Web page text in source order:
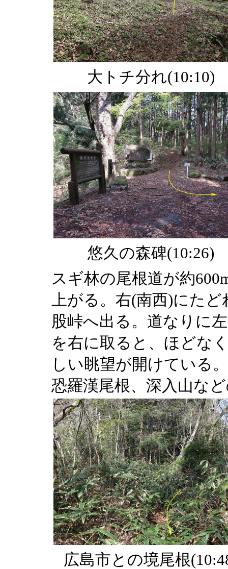
大トチ分れ(10:10)
悠久の森碑(10:26)
スギ林の尾根道が約
上がる。右(南西)にた
股峠へ出る。道なりに
を右に取ると、ほどな
しい眺望が開けている
恐羅漢尾根、深入山な
広島市との境尾根